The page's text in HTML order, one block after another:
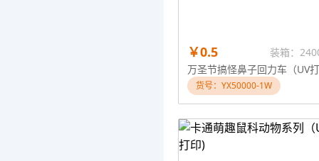
￥0.5 装箱：
货号：YX50000-1W